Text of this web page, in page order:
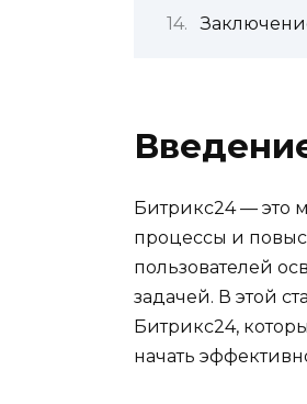
Битрикс24 — это
процессы и
пользователей
задачей. В этой
Битрикс24,
начать